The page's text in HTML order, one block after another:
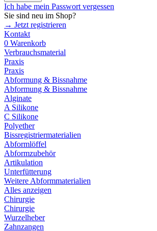
Ich habe mein Passwort vergessen
Sie sind neu im Shop?
→ Jetzt registrieren
Kontakt
0 Warenkorb
Verbrauchsmaterial
Praxis
Praxis
Abformung & Bissnahme
Abformung & Bissnahme
Alginate
A Silikone
C Silikone
Polyether
Bissregistriermaterialien
Abformlöffel
Abformzubehör
Artikulation
Unterfütterung
Weitere Abformmaterialien
Alles anzeigen
Chirurgie
Chirurgie
Wurzelheber
Zahnzangen